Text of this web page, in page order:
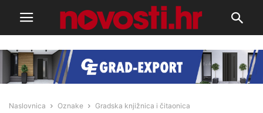
Naslovnica Oznake Gradska knjižnica i čitaonica